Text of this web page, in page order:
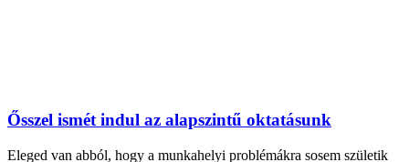
Ősszel ismét indul az alapszintű oktatásunk
Eleged van abból, hogy a munkahelyi problémákra sosem születik